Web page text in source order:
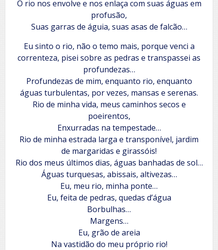
O rio nos envolve e nos enlaça com suas águas em
profusão,
Suas garras de águia, suas asas de falcão…
Eu sinto o rio, não o temo mais, porque venci a
correnteza, pisei sobre as pedras e transpassei as
profundezas…
Profundezas de mim, enquanto rio, enquanto
águas turbulentas, por vezes, mansas e serenas.
Rio de minha vida, meus caminhos secos e
poeirentos,
Enxurradas na tempestade…
Rio de minha estrada larga e transponível, jardim
de margaridas e girassóis!
Rio dos meus últimos dias, águas banhadas de sol…
Águas turquesas, abissais, altivezas…
Eu, meu rio, minha ponte…
Eu, feita de pedras, quedas d’água
Borbulhas…
Margens…
Eu, grão de areia
Na vastidão do meu próprio rio!